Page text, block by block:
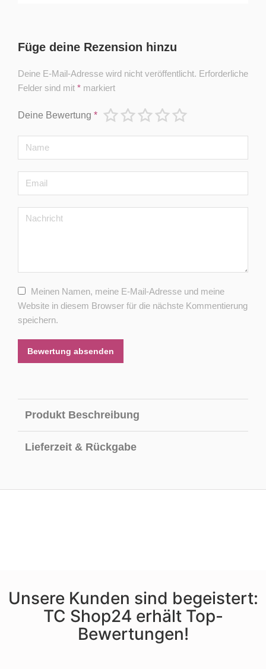
Füge deine Rezension hinzu
Deine E-Mail-Adresse wird nicht veröffentlicht. Erforderliche
Felder sind mit * markiert
Deine Bewertung *
Meinen Namen, meine E-Mail-Adresse und meine
Website in diesem Browser für die nächste Kommentierung
speichern.
Bewertung absenden
Produkt Beschreibung
Lieferzeit & Rückgabe
Unsere Kunden sind begeistert:
TC Shop24 erhält Top-
Bewertungen!